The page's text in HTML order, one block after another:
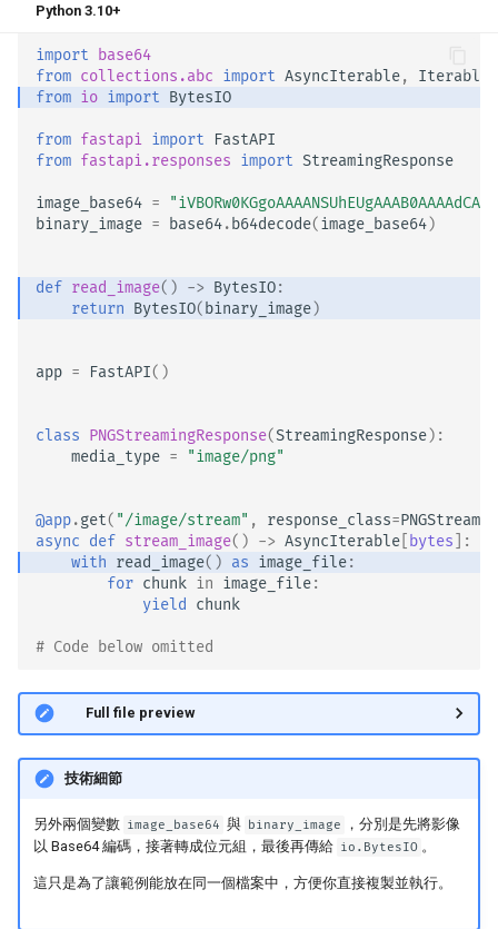
Python 3.10+
import
base64
from collections.abc import AsyncIterable,
Iterable
from io import BytesIO
from fastapi import
FastAPI
from fastapi.responses import StreamingResponse
image_base64 =
binary_image = base64. b64decode(image_base64)
def read_image() -> BytesIO:
return BytesIO( binary_image)
app = FastAPI()
class PNGStreamingResponse(StreamingResponse):
media_type = "image/png"
@app.get( "/image/stream" , response_class=
async def stream_image() -> AsyncIterable bytes ]:
with read_image() as image_file:
for chunk in image_file:
yield
chunk
# Code below omitted 👇
👀 Full file preview
技術細節
另外兩個變數 image_base64 與 binary_image
，分別是先將影像
以 Base64 編碼，接著轉成位元組，最後再傳給 io.BytesIO 。
這只是為了讓範例能放在同一個檔案中，方便你直接複製並執行。